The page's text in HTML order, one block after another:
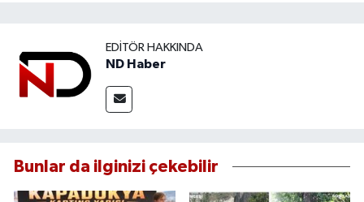
EDITÖR HAKKINDA
ND Haber
Bunlar da ilginizi çekebilir